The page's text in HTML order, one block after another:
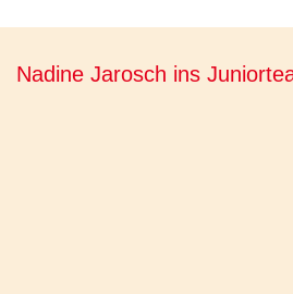
Nadine Jarosch ins